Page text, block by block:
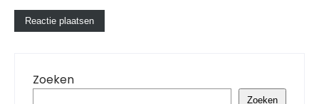
Zoeken
Zoeken